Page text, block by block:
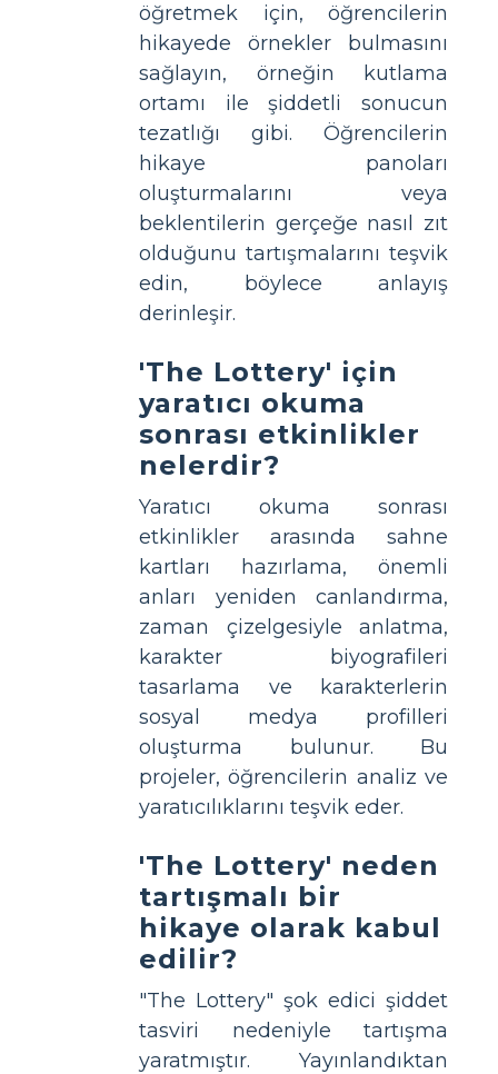
öğretmek için, öğrencilerin
hikayede örnekler bulmasını
sağlayın, örneğin kutlama
ortamı ile şiddetli sonucun
tezatlığı gibi. Öğrencilerin
hikaye panoları
oluşturmalarını veya
beklentilerin gerçeğe nasıl zıt
olduğunu tartışmalarını teşvik
edin, böylece anlayış
derinleşir.
'The Lottery' için
yaratıcı okuma
sonrası etkinlikler
nelerdir?
Yaratıcı okuma sonrası
etkinlikler arasında sahne
kartları hazırlama, önemli
anları yeniden canlandırma,
zaman çizelgesiyle anlatma,
karakter biyografileri
tasarlama ve karakterlerin
sosyal medya profilleri
oluşturma bulunur. Bu
projeler, öğrencilerin analiz ve
yaratıcılıklarını teşvik eder.
'The Lottery' neden
tartışmalı bir
hikaye olarak kabul
edilir?
"The Lottery" şok edici şiddet
tasviri nedeniyle tartışma
yaratmıştır. Yayınlandıktan